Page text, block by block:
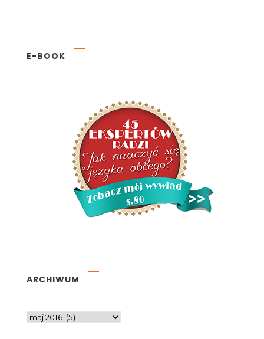
E-BOOK
ARCHIWUM